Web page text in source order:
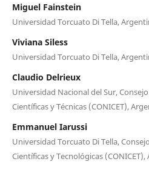
Miguel Fainstein
Universidad Torcuato Di Tella,
Viviana Siless
Universidad Torcuato Di Tella,
Claudio Delrieux
Universidad Nacional del Sur,
Científicas y Técnicas (CONICET),
Emmanuel Iarussi
Universidad Torcuato Di Tella,
Científicas y Tecnológicas